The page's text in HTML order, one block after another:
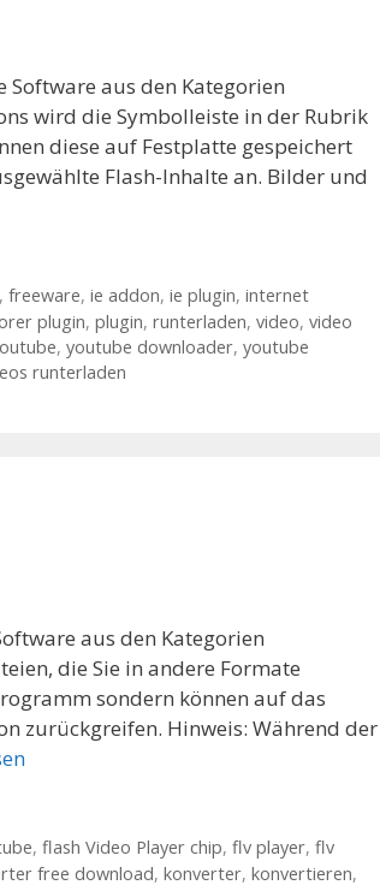
Software aus den Kategorien
wird die Symbolleiste in der Rubrik
diese auf Festplatte gespeichert
Flash-Inhalte an. Bilder und
, freeware, ie addon, ie plugin, internet
plugin, plugin, runterladen, video, video
, youtube downloader, youtube
runterladen
aus den Kategorien
die Sie in andere Formate
sondern können auf das
zurückgreifen. Hinweis: Während der
, flash Video Player chip, flv player, flv
free download, konverter, konvertieren,